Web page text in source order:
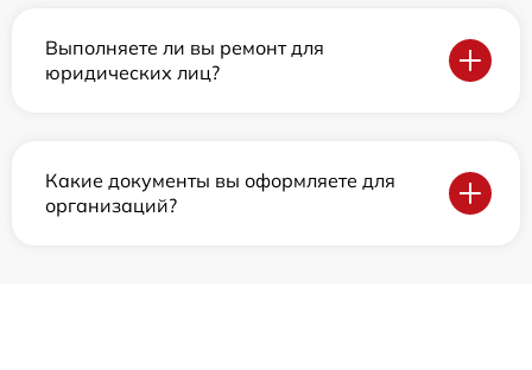
Выполняете ли вы ремонт для
юридических лиц?
Какие документы вы оформляете для
организаций?